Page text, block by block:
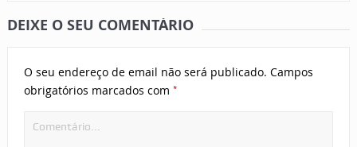
DEIXE O SEU COMENTÁRIO
O seu endereço de email não será publicado. Campos
obrigatórios marcados com *